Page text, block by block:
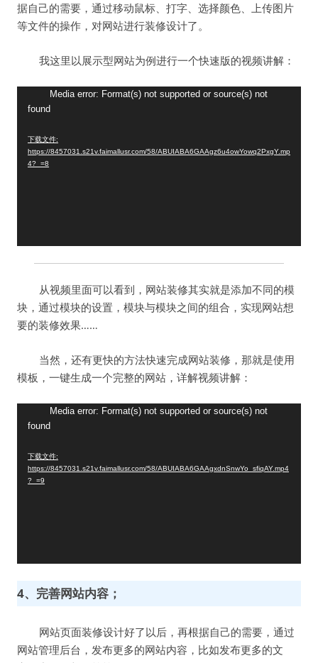
据自己的需要，通过移动鼠标、打字、选择颜色、上传图片
等文件的操作，对网站进行装修设计了。
我这里以展示型网站为例进行一个快速版的视频讲解：
Media error: Format(s) not supported or source(s) not
found
下载文件:
https://8457031.s21v.faimallusr.com/58/ABUIABA6GAAgz6u4owYowq2PxgY.mp
4?_=8
从视频里面可以看到，网站装修其实就是添加不同的模
块，通过模块的设置，模块与模块之间的组合，实现网站想
要的装修效果……
当然，还有更快的方法快速完成网站装修，那就是使用
模板，一键生成一个完整的网站，详解视频讲解：
Media error: Format(s) not supported or source(s) not
found
下载文件:
https://8457031.s21v.faimallusr.com/58/ABUIABA6GAAgxdnSnwYo_sfiqAY.mp4
?_=9
4、完善网站内容；
网站页面装修设计好了以后，再根据自己的需要，通过
网站管理后台，发布更多的网站内容，比如发布更多的文